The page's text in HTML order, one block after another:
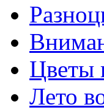
Цветы
Лето